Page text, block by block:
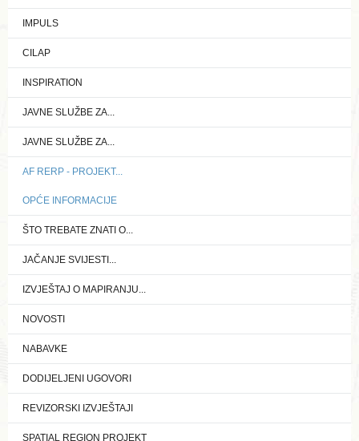
IMPULS
CILAP
INSPIRATION
JAVNE SLUŽBE ZA...
JAVNE SLUŽBE ZA...
AF RERP - PROJEKT...
OPĆE INFORMACIJE
ŠTO TREBATE ZNATI O...
JAČANJE SVIJESTI...
IZVJEŠTAJ O MAPIRANJU...
NOVOSTI
NABAVKE
DODIJELJENI UGOVORI
REVIZORSKI IZVJEŠTAJI
SPATIAL REGION PROJEKT